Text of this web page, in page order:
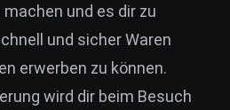
und es dir zu
und sicher Waren
erwerben zu können.
wird dir beim Besuch